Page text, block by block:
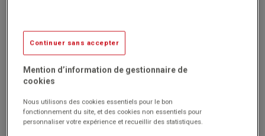
Réf. 1020884
Code EAN : 4001895502408
(Produit ni repris, ni échangé)
Dual Lock(TM) : Système auto-adhésifs ouvrables, refermables,
s'aggrippant sur eux-mêmes.
Très bonne résistance mécanique.
Permet un assemblage invisible.
Continuer sans accepter
Mention d’information de gestionnaire de
cookies
Nous utilisons des cookies essentiels pour le bon
fonctionnement du site, et des cookies non essentiels pour
personnaliser votre expérience et recueillir des statistiques.